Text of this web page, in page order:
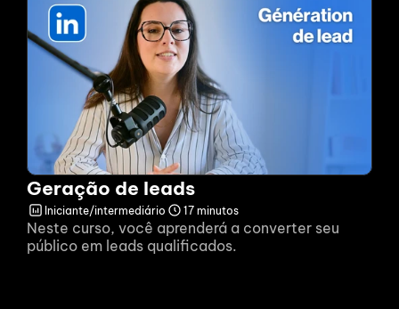
Geração de leads
Iniciante/intermediário 17 minutos
Neste curso, você aprenderá a converter seu
público em leads qualificados.